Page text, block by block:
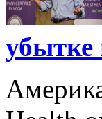
убытке